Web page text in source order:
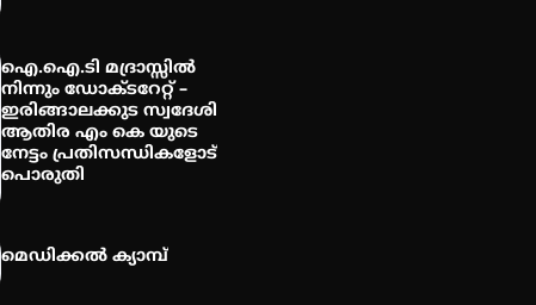
ഐ.ഐ.ടി മദ്രാസ്സിൽ
നിന്നും ഡോക്ടറേറ്റ് –
ഇരിങ്ങാലക്കുട സ്വദേശി
ആതിര എം കെ യുടെ
നേട്ടം പ്രതിസന്ധികളോട്
പൊരുതി
മെഡിക്കൽ ക്യാമ്പ്